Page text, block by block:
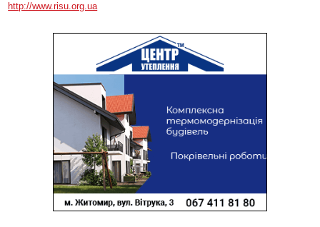
http://www.risu.org.ua